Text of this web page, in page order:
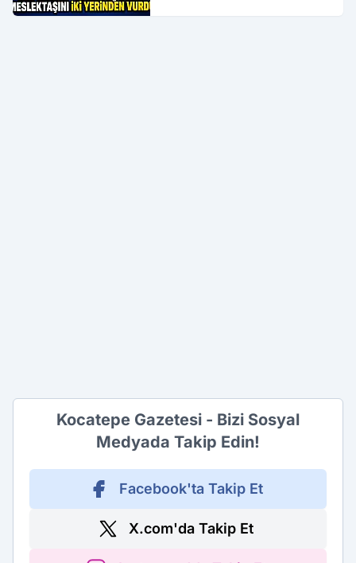
Kocatepe Gazetesi - Bizi Sosyal
Medyada Takip Edin!
Facebook'ta Takip Et
X.com'da Takip Et